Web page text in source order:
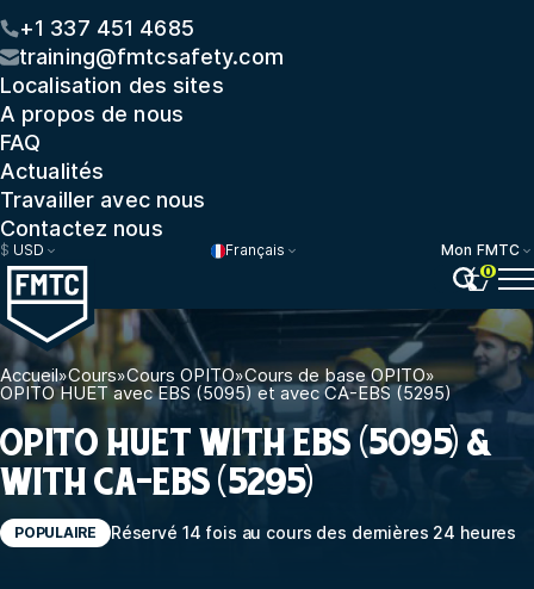
+1 337 451 4685
training@fmtcsafety.com
Localisation des sites
A propos de nous
FAQ
Actualités
Travailler avec nous
Contactez nous
$ USD Français
Mon FMTC
0
Accueil»Cours»Cours OPITO»Cours de base OPITO»
OPITO HUET avec EBS (5095) et avec CA-EBS (5295)
OPITO HUET WITH EBS (5095) &
WITH CA-EBS (5295)
POPULAIRE Réservé 14 fois au cours des dernières 24 heures